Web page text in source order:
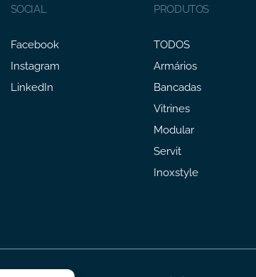
SOCIAL
Facebook
Instagram
LinkedIn
PRODUTOS
TODOS
Armários
Bancadas
Vitrines
Modular
Servit
Inoxstyle